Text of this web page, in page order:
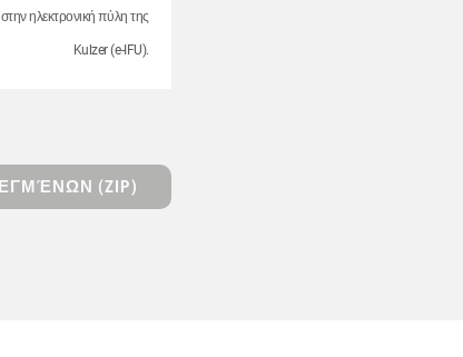
ηλεκτρονική πύλη της
Kulzer (e-IFU).
(ZIP)